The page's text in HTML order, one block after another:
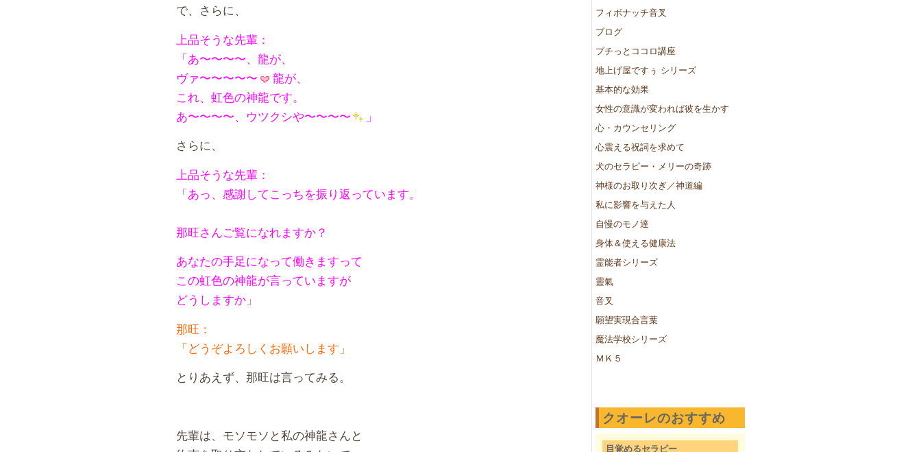
で、さらに、
上品そうな先輩：
「あ〜〜〜〜、龍が、
ヴァ〜〜〜〜〜
龍が、
これ、虹色の神龍です。
あ〜〜〜〜、ウツクシや〜〜〜〜
」
さらに、
上品そうな先輩：
「あっ、感謝してこっちを振り返っています。
那旺さんご覧になれますか？
あなたの手足になって働きますって
この虹色の神龍が言っていますが
どうしますか」
那旺：
「どうぞよろしくお願いします」
とりあえず、那旺は言ってみる。
先輩は、モソモソと私の神龍さんと
フィボナッチ音叉
ブログ
プチっとココロ講座
地上げ屋ですぅ シリーズ
基本的な効果
女性の意識が変われば彼を生かす
心・カウンセリング
心震える祝詞を求めて
犬のセラピー・メリーの奇跡
神様のお取り次ぎ／神道編
私に影響を与えた人
自慢のモノ達
身体＆使える健康法
霊能者シリーズ
靈氣
音叉
願望実現合言葉
魔法学校シリーズ
ＭＫ５
クオーレのおすすめ
目覚めるセラピー